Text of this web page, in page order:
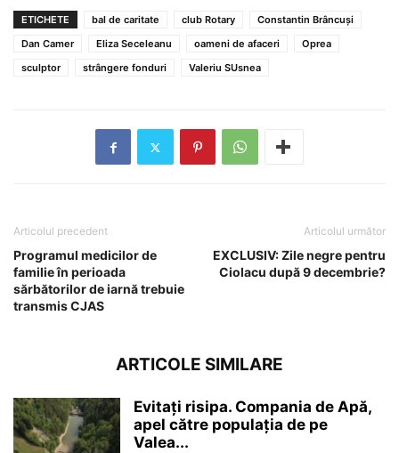
ETICHETE bal de caritate club Rotary
Constantin Brâncuşi
Dan Camer
Eliza Seceleanu oameni de afaceri
Oprea
sculptor
strângere fonduri Valeriu SUsnea
Articolul precedent
Programul medicilor de
familie în perioada
sărbătorilor de iarnă trebuie
transmis CJAS
Articolul următor
EXCLUSIV: Zile negre pentru
Ciolacu după 9 decembrie?
ARTICOLE SIMILARE
Evitați risipa. Compania de Apă,
apel către populația de pe
Valea...